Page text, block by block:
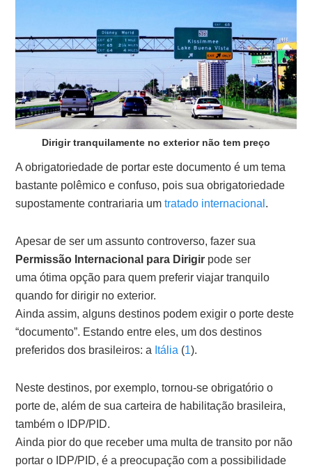
Dirigir tranquilamente no exterior não tem preço
A obrigatoriedade de portar este documento é um tema
bastante polêmico e confuso, pois sua obrigatoriedade
supostamente contrariaria umtratado internacional .
Apesar de ser um assunto controverso, fazer sua
Permissão Internacional para Dirigir pode ser
uma ótima opção para quem preferir viajar tranquilo
quando for dirigir no exterior.
Ainda assim, alguns destinos podem exigir o porte deste
“documento”. Estando entre eles, um dos destinos
preferidos dos brasileiros: a Itália (1).
Neste destinos, por exemplo, tornou-se obrigatório o
porte de, além de sua carteira de habilitação brasileira,
também o IDP/PID.
Ainda pior do que receber uma multa de transito por não
portar o IDP/PID, é a preocupação com a possibilidade